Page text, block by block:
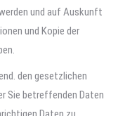
und auf Auskunft
und Kopie der
den gesetzlichen
Sie betreffenden Daten